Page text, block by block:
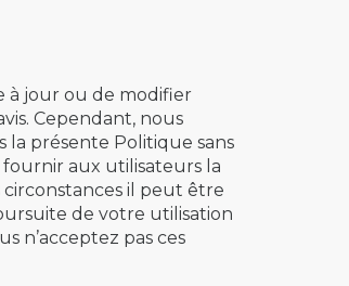
à jour ou de modifier
Cependant, nous
la présente Politique sans
aux utilisateurs la
il peut être
de votre utilisation
n’acceptez pas ces